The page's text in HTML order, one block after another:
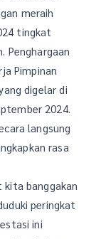
meraih
tingkat
Penghargaan
Pimpinan
digelar di
2024.
langsung
rasa
kita banggakan
peringkat
ini